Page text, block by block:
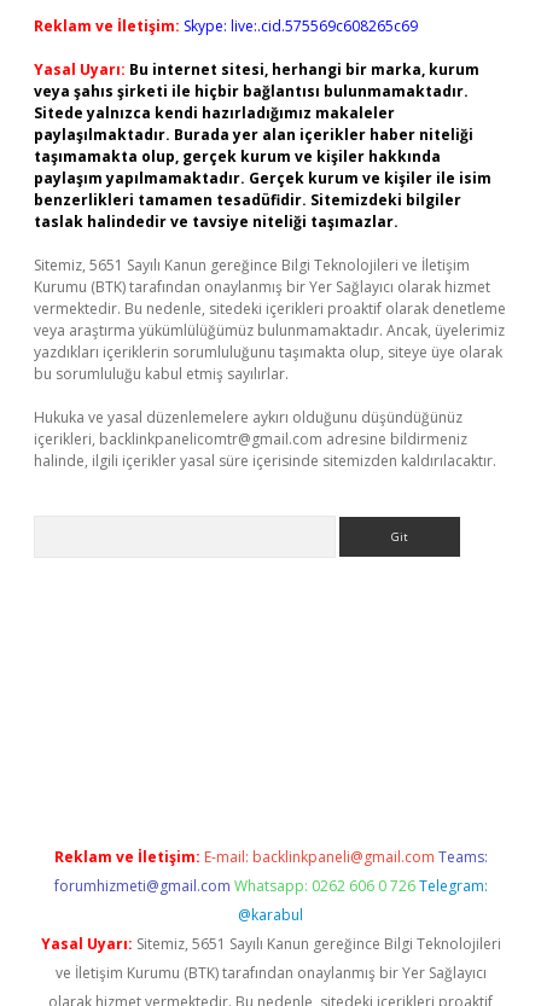
Reklam ve İletişim: Skype: live:.cid.575569c608265c69
Yasal Uyarı: Bu internet sitesi, herhangi bir marka, kurum
veya şahıs şirketi ile hiçbir bağlantısı bulunmamaktadır.
Sitede yalnızca kendi hazırladığımız makaleler
paylaşılmaktadır. Burada yer alan içerikler haber niteliği
taşımamakta olup, gerçek kurum ve kişiler hakkında
paylaşım yapılmamaktadır. Gerçek kurum ve kişiler ile isim
benzerlikleri tamamen tesadüfidir. Sitemizdeki bilgiler
taslak halindedir ve tavsiye niteliği taşımazlar.
Sitemiz, 5651 Sayılı Kanun gereğince Bilgi Teknolojileri ve İletişim
Kurumu (BTK) tarafından onaylanmış bir Yer Sağlayıcı olarak hizmet
vermektedir. Bu nedenle, sitedeki içerikleri proaktif olarak denetleme
veya araştırma yükümlülüğümüz bulunmamaktadır. Ancak, üyelerimiz
yazdıkları içeriklerin sorumluluğunu taşımakta olup, siteye üye olarak
bu sorumluluğu kabul etmiş sayılırlar.
Hukuka ve yasal düzenlemelere aykırı olduğunu düşündüğünüz
içerikleri, backlinkpanelicomtr@gmail.com adresine bildirmeniz
halinde, ilgili içerikler yasal süre içerisinde sitemizden kaldırılacaktır.
Reklam ve İletişim: E-mail: backlinkpaneli@gmail.com Teams:
forumhizmeti@gmail.com Whatsapp: 0262 606 0 726 Telegram:
@karabul
Yasal Uyarı: Sitemiz, 5651 Sayılı Kanun gereğince Bilgi Teknolojileri
ve İletişim Kurumu (BTK) tarafından onaylanmış bir Yer Sağlayıcı
olarak hizmet vermektedir. Bu nedenle, sitedeki içerikleri proaktif